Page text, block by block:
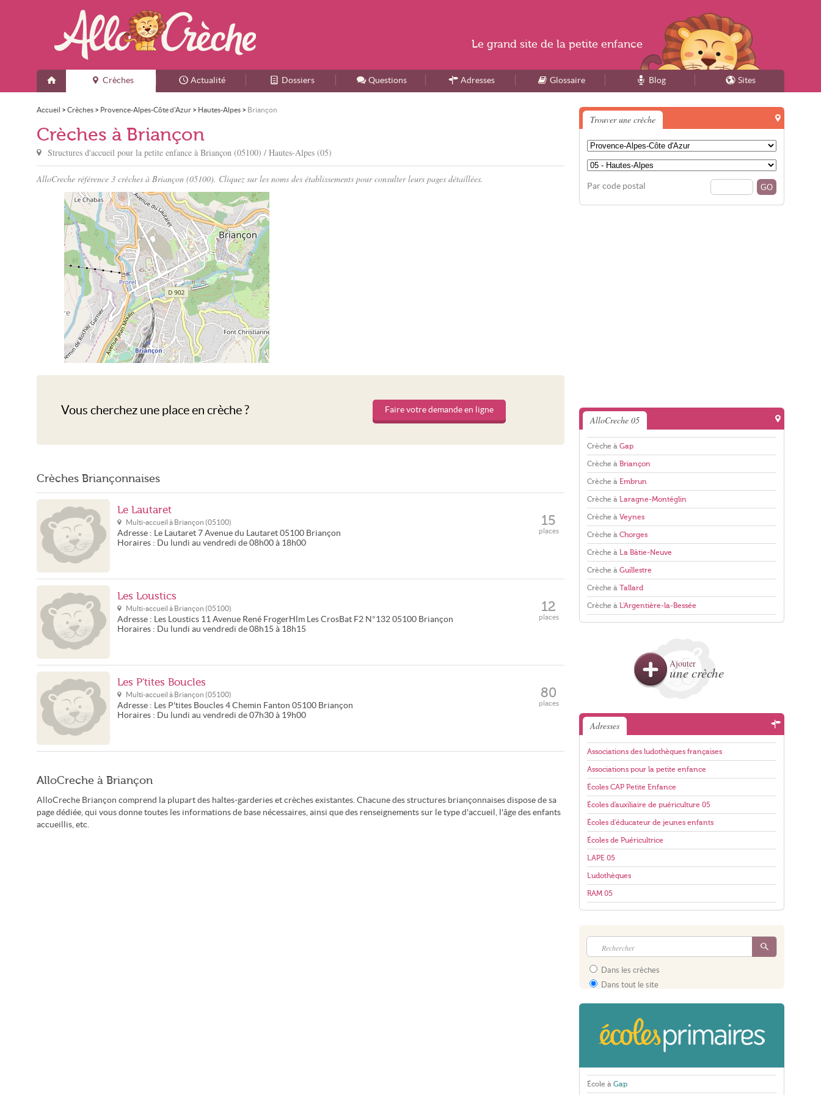
Accueil
Crèches Actualité Dossiers Questions Adresses Glossaire Blog Sites
Accueil > Crèches > Provence-Alpes-Côte d'Azur > Hautes-Alpes > Briançon
Crèches à Briançon
Structures d'accueil pour la petite enfance à Briançon (05100) / Hautes-Alpes (05)
AlloCreche référence 3 crèches à Briançon (05100). Cliquez sur les noms des établissements pour consulter leurs pages détaillées.
Vous cherchez une place en crèche ? Faire votre demande en ligne
Crèches Briançonnaises
Le Lautaret
Multi-accueil à Briançon (05100)
Adresse : Le Lautaret 7 Avenue du Lautaret 05100 Briançon
Horaires : Du lundi au vendredi de 08h00 à 18h00
15
places
Les Loustics
Multi-accueil à Briançon (05100)
Adresse : Les Loustics 11 Avenue René FrogerHlm Les CrosBat F2 N°132 05100 Briançon
Horaires : Du lundi au vendredi de 08h15 à 18h15
12
places
Les P'tites Boucles
Multi-accueil à Briançon (05100)
Adresse : Les P'tites Boucles 4 Chemin Fanton 05100 Briançon
Horaires : Du lundi au vendredi de 07h30 à 19h00
80
places
AlloCreche à Briançon
AlloCreche Briançon comprend la plupart des haltes-garderies et crèches existantes. Chacune des structures briançonnaises dispose de sa
page dédiée, qui vous donne toutes les informations de base nécessaires, ainsi que des renseignements sur le type d'accueil, l'âge des enfants
accueillis, etc.
Trouver une crèche
Par code postal
AlloCreche 05
Crèche à Gap
Crèche à Briançon
Crèche à Embrun
Crèche à Laragne-Montéglin
Crèche à Veynes
Crèche à Chorges
Crèche à La Bâtie-Neuve
Crèche à Guillestre
Crèche à Tallard
Crèche à L'Argentière-la-Bessée
Ajouter
une crèche
Adresses
Associations des ludothèques françaises
Associations pour la petite enfance
Écoles CAP Petite Enfance
Écoles d'auxiliaire de puériculture 05
Écoles d'éducateur de jeunes enfants
Écoles de Puéricultrice
LAPE 05
Ludothèques
RAM 05
Dans les crèches
Dans tout le site
École à Gap
Le grand site de la petite enfance